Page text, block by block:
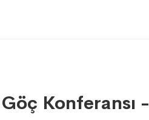
Göç Konferansı